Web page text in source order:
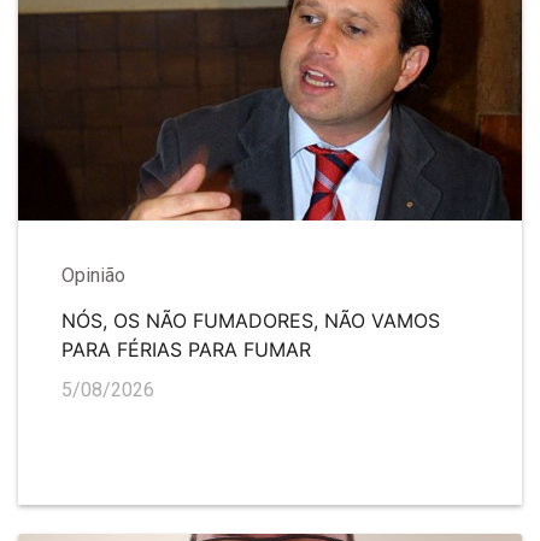
Opinião
NÓS, OS NÃO FUMADORES, NÃO VAMOS
PARA FÉRIAS PARA FUMAR
5/08/2026